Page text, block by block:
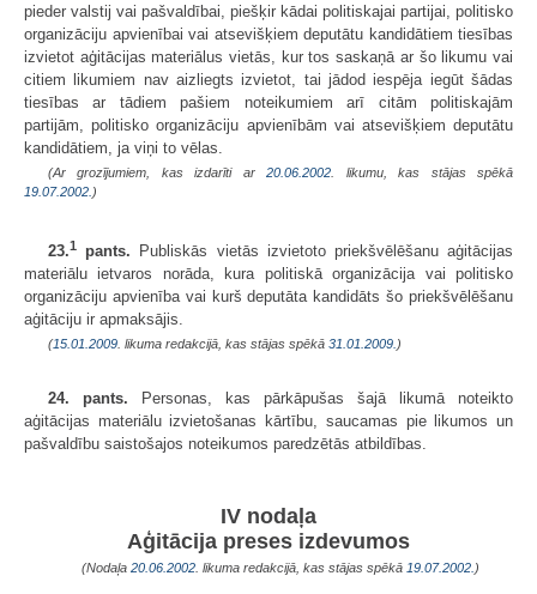
pieder valstij vai pašvaldībai, piešķir kādai politiskajai partijai, politisko
organizāciju apvienībai vai atsevišķiem deputātu kandidātiem tiesības
izvietot aģitācijas materiālus vietās, kur tos saskaņā ar šo likumu vai
citiem likumiem nav aizliegts izvietot, tai jādod iespēja iegūt šādas
tiesības ar tādiem pašiem noteikumiem arī citām politiskajām
partijām, politisko organizāciju apvienībām vai atsevišķiem deputātu
kandidātiem, ja viņi to vēlas.
(Ar grozījumiem, kas izdarīti ar20.06.2002 . likumu, kas stājas spēkā
19.07.2002. )
23.1 pants. Publiskās vietās izvietoto priekšvēlēšanu aģitācijas
materiālu ietvaros norāda, kura politiskā organizācija vai politisko
organizāciju apvienība vai kurš deputāta kandidāts šo priekšvēlēšanu
aģitāciju ir apmaksājis.
(15.01.2009 . likuma redakcijā, kas stājas spēkā 31.01.2009. )
24. pants. Personas, kas pārkāpušas šajā likumā noteikto
aģitācijas materiālu izvietošanas kārtību, saucamas pie likumos un
pašvaldību saistošajos noteikumos paredzētās atbildības.
IV nodaļa
Aģitācija preses izdevumos
(Nodaļa 20.06.2002 . likuma redakcijā, kas stājas spēkā 19.07.2002. )